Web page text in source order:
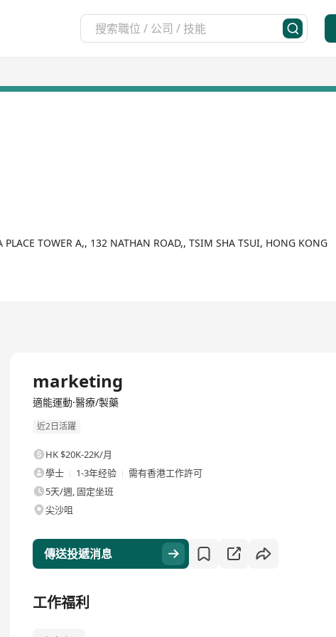
TOWER A,, 132 NATHAN ROAD,, TSIM SHA TSUI, HONG KONG
marketing
適能運動·醫療/製藥
近2日活躍
HK $20K-22K/月
學士
1-3年经验
需有香港工作許可
5天/週, 固定坐班
尖沙咀
傳送投遞消息
工作福利